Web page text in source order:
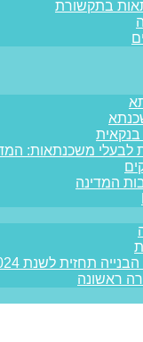
בתקשורת
לבעלי משכנתאות:
המדינה
תחזית לשנת 2024
ראשונה